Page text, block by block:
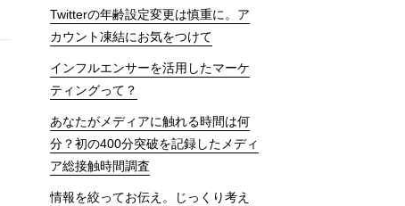
Twitterの年齢設定変更は慎重に。ア
カウント凍結にお気をつけて
インフルエンサーを活用したマーケ
ティングって？
あなたがメディアに触れる時間は何
分？初の400分突破を記録したメディ
ア総接触時間調査
情報を絞ってお伝え。じっくり考え